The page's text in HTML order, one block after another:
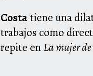
Costatiene una
trabajos como
repite enLa mujer